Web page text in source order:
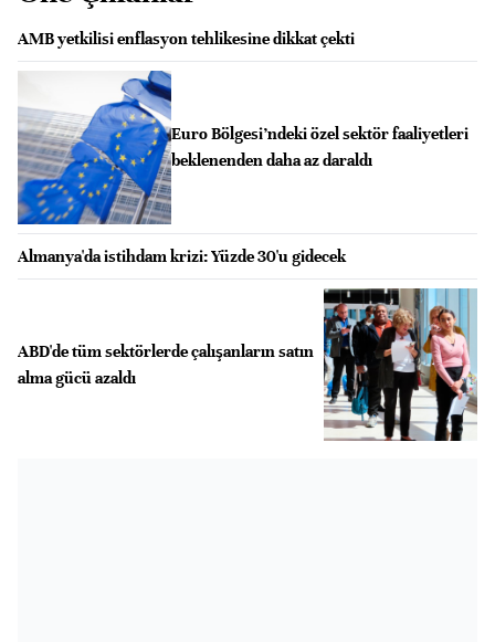
AMB yetkilisi enflasyon tehlikesine dikkat çekti
Euro Bölgesi’ndeki özel sektör faaliyetleri
beklenenden daha az daraldı
Almanya'da istihdam krizi: Yüzde 30'u gidecek
ABD'de tüm sektörlerde çalışanların satın
alma gücü azaldı